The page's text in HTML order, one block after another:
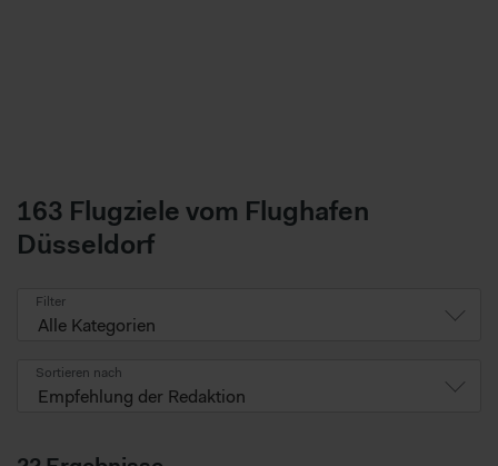
163 Flugziele vom Flughafen
Düsseldorf
Filter
Alle Kategorien
Sortieren nach
Empfehlung der Redaktion